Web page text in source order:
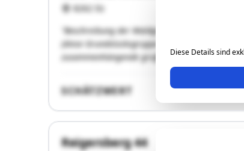
Diese Details sind
8262 Ilz
"Beschreibung der Waldgrundstücke: Die
(diese Grundstücksgruppe wird im
zusammenhängende großflächige
SCHÄTZWERT
Reigersberg 44